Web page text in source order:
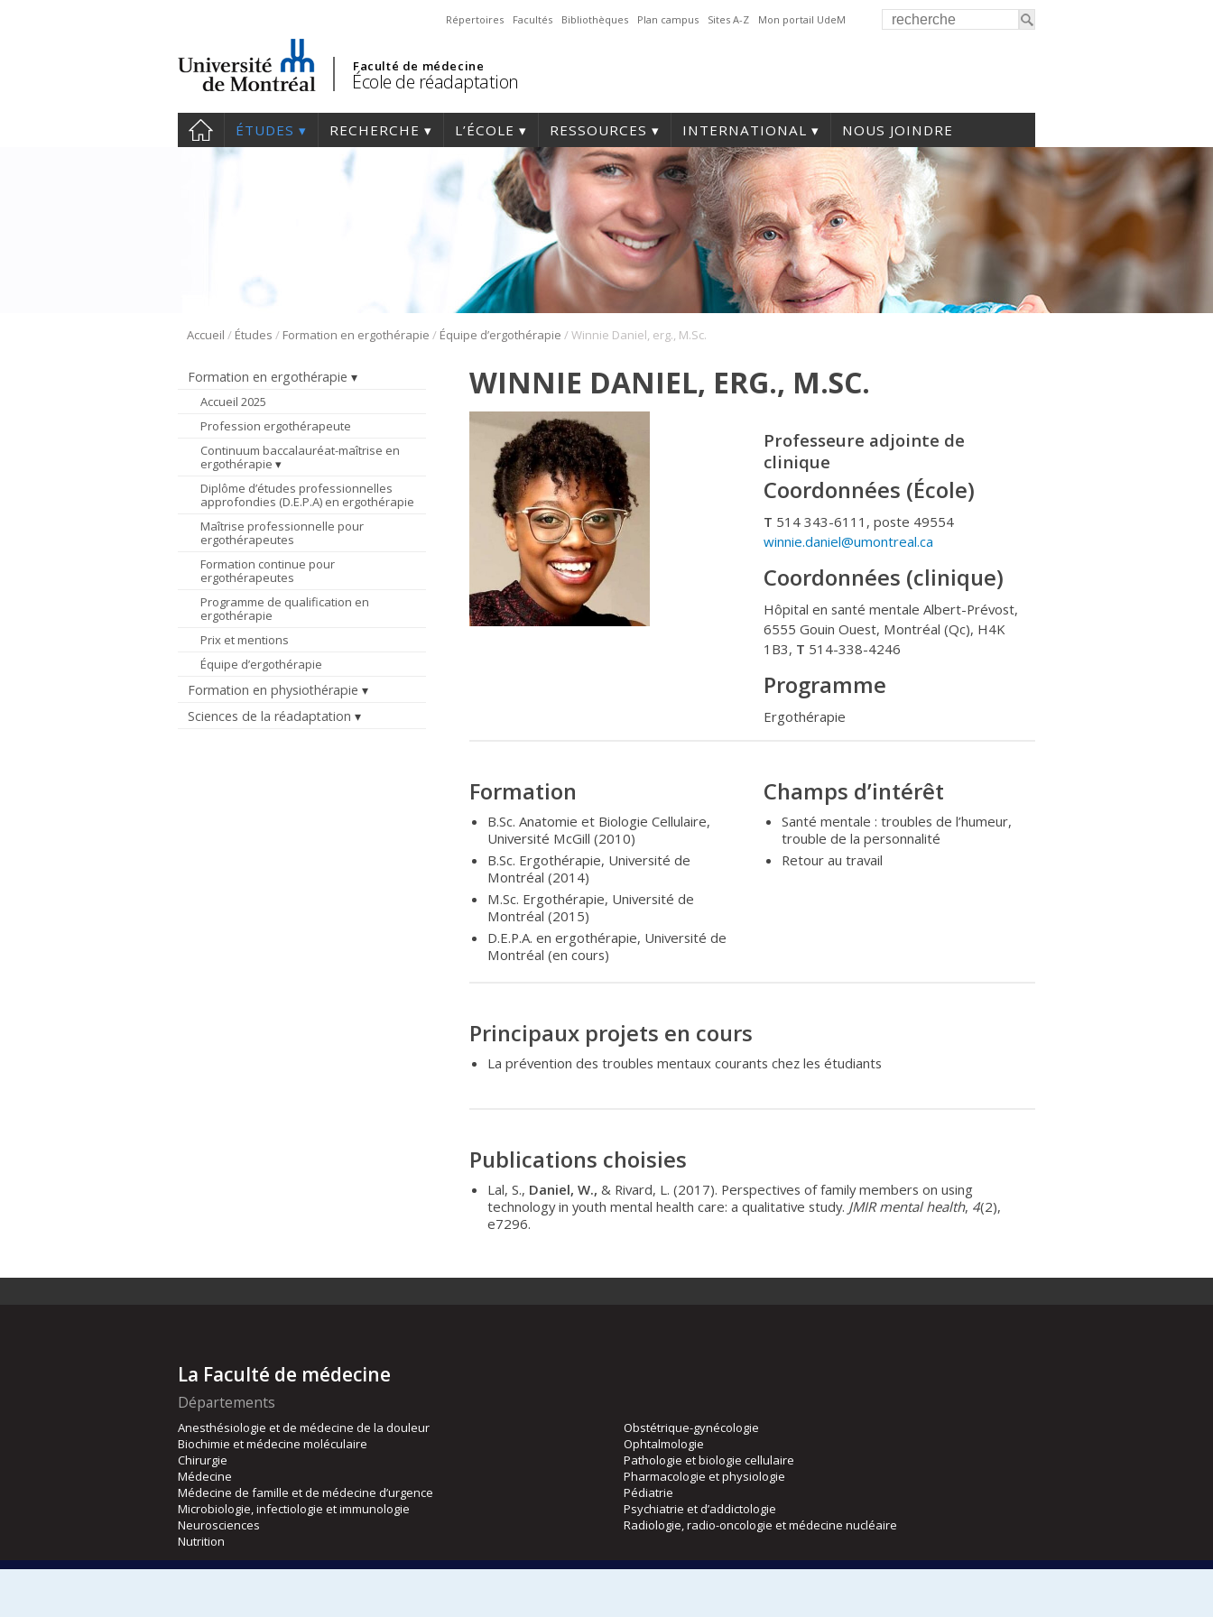
Répertoires Facultés Bibliothèques Plan campus Sites A-Z Mon portail UdeM
Faculté de médecine
École de réadaptation
ÉTUDES RECHERCHE L’ÉCOLE RESSOURCES INTERNATIONAL NOUS JOINDRE
Accueil / Études / Formation en ergothérapie / Équipe d’ergothérapie /Winnie Daniel, erg., M.Sc.
Formation en ergothérapie
Accueil 2025
Profession ergothérapeute
Continuum baccalauréat-maîtrise en
ergothérapie
Diplôme d’études professionnelles
approfondies (D.E.P.A) en ergothérapie
Maîtrise professionnelle pour
ergothérapeutes
Formation continue pour
ergothérapeutes
Programme de qualification en
ergothérapie
Prix et mentions
Équipe d’ergothérapie
Formation en physiothérapie
Sciences de la réadaptation
WINNIE DANIEL, ERG., M.SC.
Professeure adjointe de
clinique
Coordonnées (École)
T 514 343-6111, poste 49554
winnie.daniel@umontreal.ca
Coordonnées (clinique)
Hôpital en santé mentale Albert-Prévost,
6555 Gouin Ouest, Montréal (Qc), H4K
1B3, T 514-338-4246
Programme
Ergothérapie
Formation
B.Sc. Anatomie et Biologie Cellulaire,
Université McGill (2010)
B.Sc. Ergothérapie, Université de
Montréal (2014)
M.Sc. Ergothérapie, Université de
Montréal (2015)
D.E.P.A. en ergothérapie, Université de
Montréal (en cours)
Champs d’intérêt
Santé mentale : troubles de l’humeur,
trouble de la personnalité
Retour au travail
Principaux projets en cours
La prévention des troubles mentaux courants chez les étudiants
Publications choisies
Lal, S., Daniel, W., & Rivard, L. (2017). Perspectives of family members on using
technology in youth mental health care: a qualitative study. JMIR mental health, 4(2),
e7296.
La Faculté de médecine
Départements
Anesthésiologie et de médecine de la douleur
Biochimie et médecine moléculaire
Chirurgie
Médecine
Médecine de famille et de médecine d’urgence
Microbiologie, infectiologie et immunologie
Neurosciences
Nutrition
Obstétrique-gynécologie
Ophtalmologie
Pathologie et biologie cellulaire
Pharmacologie et physiologie
Pédiatrie
Psychiatrie et d’addictologie
Radiologie, radio-oncologie et médecine nucléaire